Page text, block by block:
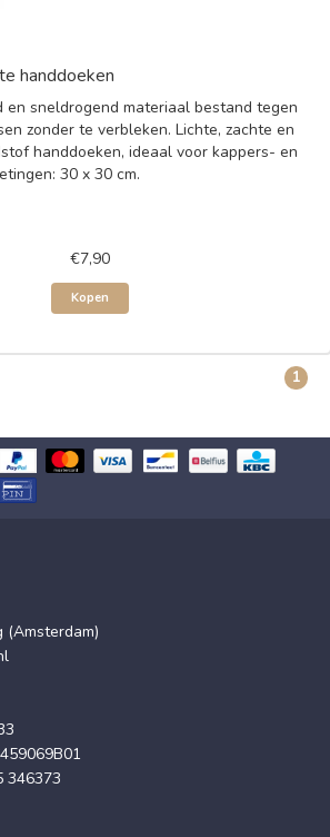
handdoeken
en sneldrogend materiaal bestand tegen
zonder te verbleken. Lichte, zachte en
handdoeken, ideaal voor kappers- en
30 x 30 cm.
€7,90
Kopen
1
(Amsterdam)
346373